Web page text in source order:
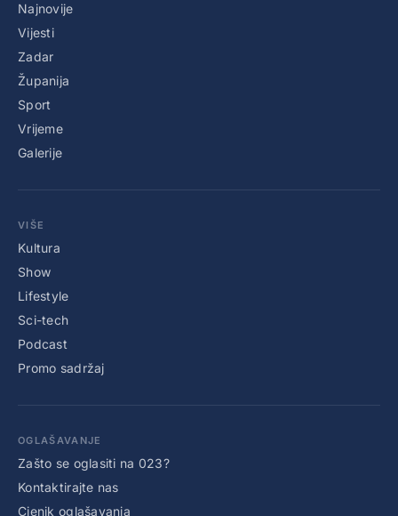
Najnovije
Vijesti
Zadar
Županija
Sport
Vrijeme
Galerije
VIŠE
Kultura
Show
Lifestyle
Sci-tech
Podcast
Promo sadržaj
OGLAŠAVANJE
Zašto se oglasiti na 023?
Kontaktirajte nas
Cjenik oglašavanja